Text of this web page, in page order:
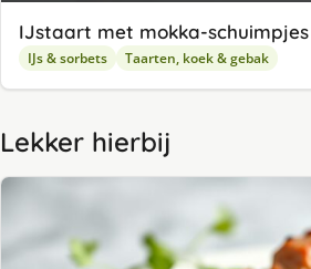
IJstaart met mokka-
IJs & sorbets Taarten, koek & gebak
Lekker hierbij